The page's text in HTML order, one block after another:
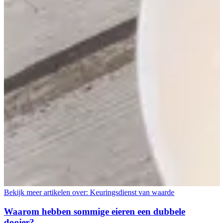
Bekijk meer artikelen over: Keuringsdienst van waarde
Waarom hebben sommige eieren een dubbele